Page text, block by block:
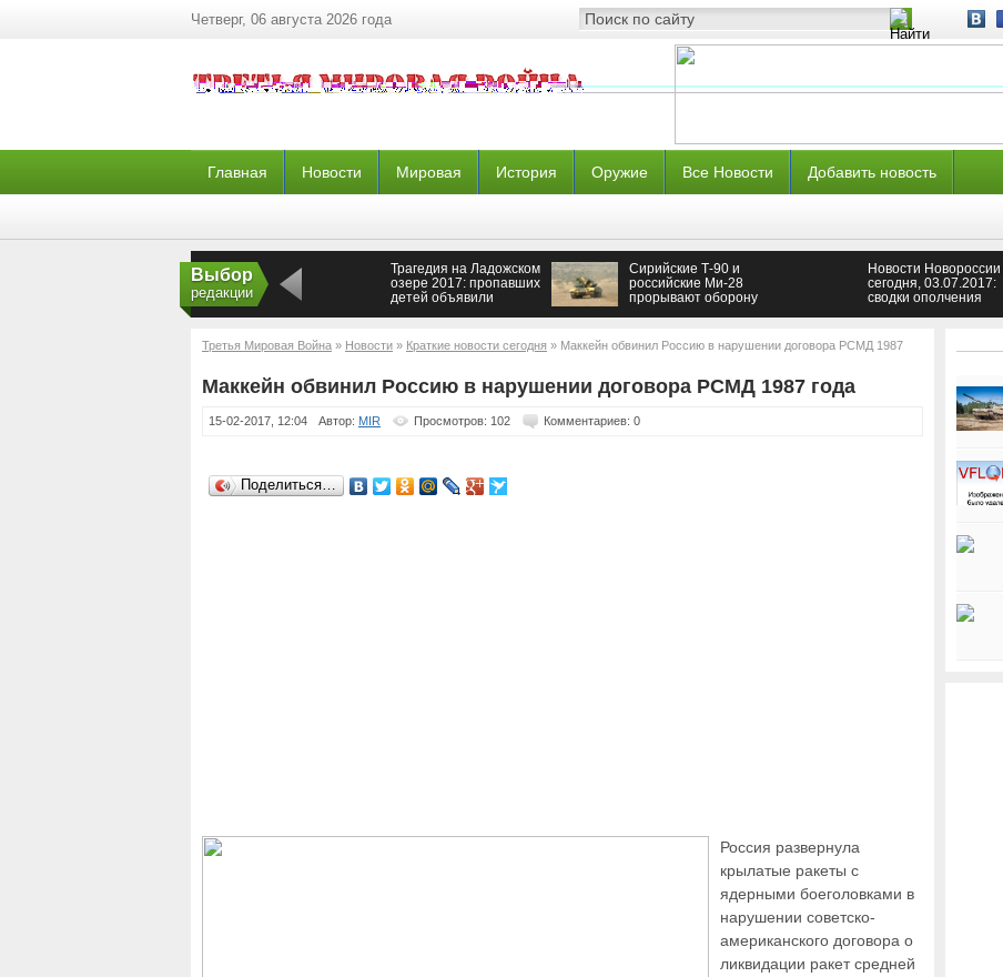
Четверг, 06 августа 2026 года
Главная Новости Мировая История Оружие Все Новости Добавить новость
Выбор
редакции
Трагедия на Ладожском
озере 2017: пропавших
детей объявили
Сирийские Т-90 и
российские Ми-28
прорывают оборону
Новости Новороссии
сегодня, 03.07.2017:
сводки ополчения
ситуация в ДНР и ЛНР
сегодня, 3 июля
Третья Мировая Война » Новости » Краткие новости сегодня » Маккейн обвинил Россию в нарушении договора РСМД 1987
года
Маккейн обвинил Россию в нарушении договора РСМД 1987 года
15-02-2017, 12:04 Автор: MIR Просмотров: 102 Комментариев: 0
Поделиться…
Россия развернула
крылатые ракеты с
ядерными боеголовками в
нарушении советско-
американского договора о
ликвидации ракет средней